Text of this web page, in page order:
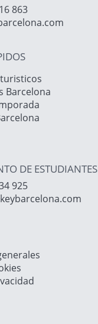
863
Barcelona
DE ESTUDIANTES
925